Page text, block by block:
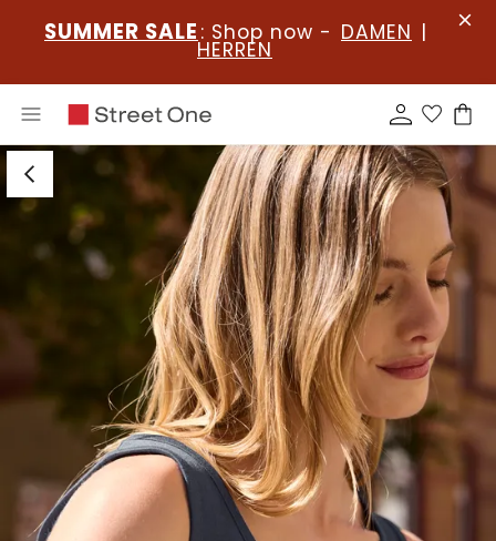
SUMMER SALE : Shop now - DAMEN |
HERREN